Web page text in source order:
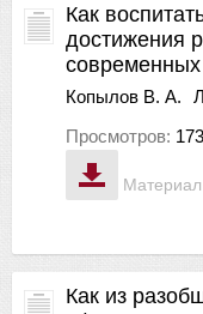
Материал
Как
достижения
Копылов В. А.
Просмотров:
Как из